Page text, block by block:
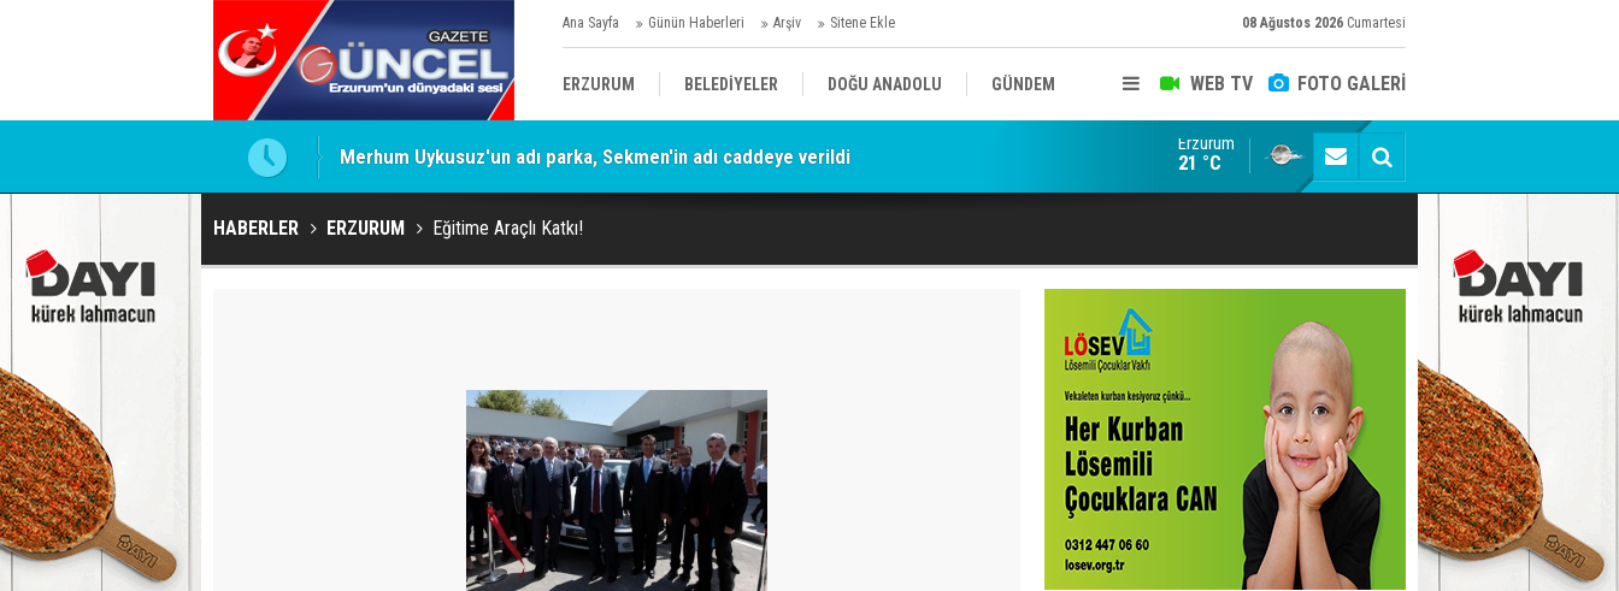
Ana Sayfa Günün Haberleri Arşiv Sitene Ekle 08 Ağustos 2026 Cumartesi
WEB TV FOTO GALERİ
ERZURUM BELEDİYELER DOĞU ANADOLU GÜNDEM
SİYASET AFAD/ SAVAŞ SPOR
Merhum Uykusuz'un adı parka, Sekmen'in adı caddeye verildi Konuşanlar'a katıldı, söyledikleri başına iş açtı!
Erzurum
21 °C
HABERLER ERZURUM Eğitime Araçlı Katkı!